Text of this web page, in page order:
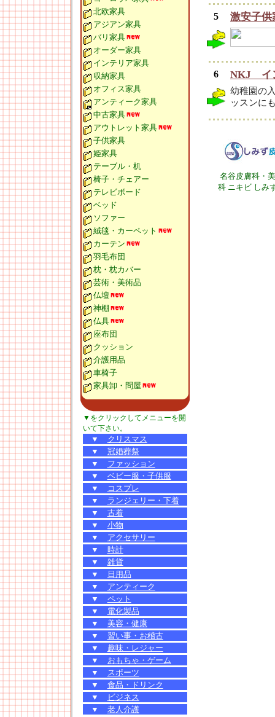
北欧家具
アジアン家具
バリ家具
オーダー家具
インテリア家具
収納家具
オフィス家具
アンティーク家具
中古家具
アウトレット家具
子供家具
姫家具
テーブル・机
椅子・チェアー
テレビボード
ベッド
ソファー
絨毯・カーペット
カーテン
羽毛布団
枕・枕カバー
芸術・美術品
仏壇
神棚
仏具
座布団
クッション
介護用品
車椅子
家具卸・問屋
▼をクリックしてメニューを開
いて下さい。
▼
クリスマス
▼
冠婚葬祭
▼
ファッション
▼
ベビー服・子供服
▼
コスプレ
▼
ランジェリー・下着
▼
古着
▼
小物
▼
アクセサリー
▼
時計
▼
雑貨
▼
日用品
▼
アンティーク
▼
ペット
▼
電化製品
▼
美容・健康
▼
習い事・お稽古
▼
趣味・レジャー
▼
おもちゃ・ゲーム
▼
スポーツ
▼
食品・ドリンク
▼
ビジネス
▼
老人介護
5 激安子供
6 NKJ イ
幼稚園の
ッスンに
名谷皮膚科・
科 ニキビ しみ